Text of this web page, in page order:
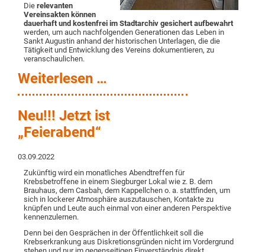
Die relevanten
Vereinsakten können
dauerhaft und kostenfrei im Stadtarchiv gesichert aufbewahrt
werden, um auch nachfolgenden Generationen das Leben in
Sankt Augustin anhand der historischen Unterlagen, die die
Tätigkeit und Entwicklung des Vereins dokumentieren, zu
veranschaulichen.
Weiterlesen …
Neu!!! Jetzt ist
„Feierabend“
03.09.2022
Zukünftig wird ein monatliches Abendtreffen für
Krebsbetroffene in einem Siegburger Lokal wie z. B. dem
Brauhaus, dem Casbah, dem Kappellchen o. a. stattfinden, um
sich in lockerer Atmosphäre auszutauschen, Kontakte zu
knüpfen und Leute auch einmal von einer anderen Perspektive
kennenzulernen.
Denn bei den Gesprächen in der Öffentlichkeit soll die
Krebserkrankung aus Diskretionsgründen nicht im Vordergrund